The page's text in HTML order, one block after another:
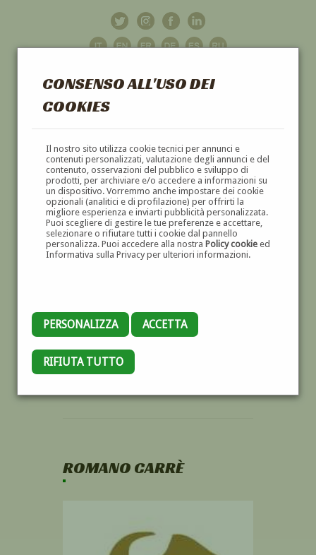
CONSENSO ALL'USO DEI
COOKIES
Il nostro sito utilizza cookie tecnici per annunci e
contenuti personalizzati, valutazione degli annunci e del
contenuto, osservazioni del pubblico e sviluppo di
prodotti, per archiviare e/o accedere a informazioni su
un dispositivo. Vorremmo anche impostare dei cookie
opzionali (analitici e di profilazione) per offrirti la
migliore esperienza e inviarti pubblicità personalizzata.
Puoi scegliere di gestire le tue preferenze e accettare,
selezionare o rifiutare tutti i cookie dal pannello
personalizza. Puoi accedere alla nostra Policy cookieed
Informativa sulla Privacy per ulteriori informazioni.
PERSONALIZZA ACCETTA
RIFIUTA TUTTO
GALLERIAD'ARTE
DIPINTI E SCULTURE '800 E '900
ROMANO CARRÈ